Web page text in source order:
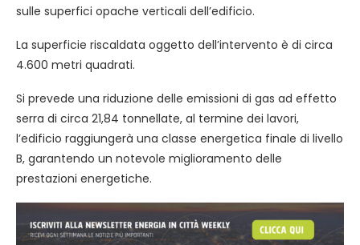
sulle superfici opache verticali dell’edificio.
La superficie riscaldata oggetto dell’intervento è di circa
4.600 metri quadrati.
Si prevede una riduzione delle emissioni di gas ad effetto
serra di circa 21,84 tonnellate, al termine dei lavori,
l’edificio raggiungerà una classe energetica finale di livello
B, garantendo un notevole miglioramento delle
prestazioni energetiche.